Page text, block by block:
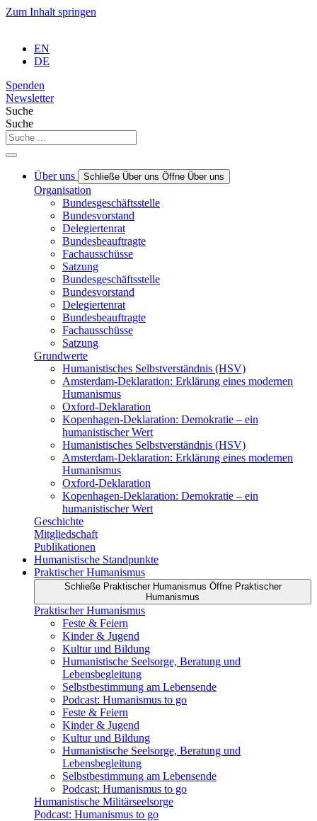
Zum Inhalt springen
EN
DE
Spenden
Newsletter
Suche
Suche
Über uns Schließe Über uns Öffne Über uns
Organisation
Bundesgeschäftsstelle
Bundesvorstand
Delegiertenrat
Bundesbeauftragte
Fachausschüsse
Satzung
Bundesgeschäftsstelle
Bundesvorstand
Delegiertenrat
Bundesbeauftragte
Fachausschüsse
Satzung
Grundwerte
Humanistisches Selbstverständnis (HSV)
Amsterdam-Deklaration: Erklärung eines modernen
Humanismus
Oxford-Deklaration
Kopenhagen-Deklaration: Demokratie – ein
humanistischer Wert
Humanistisches Selbstverständnis (HSV)
Amsterdam-Deklaration: Erklärung eines modernen
Humanismus
Oxford-Deklaration
Kopenhagen-Deklaration: Demokratie – ein
humanistischer Wert
Geschichte
Mitgliedschaft
Publikationen
Humanistische Standpunkte
Praktischer Humanismus
Schließe Praktischer Humanismus Öffne Praktischer
Humanismus
Praktischer Humanismus
Feste & Feiern
Kinder & Jugend
Kultur und Bildung
Humanistische Seelsorge, Beratung und
Lebensbegleitung
Selbstbestimmung am Lebensende
Podcast: Humanismus to go
Feste & Feiern
Kinder & Jugend
Kultur und Bildung
Humanistische Seelsorge, Beratung und
Lebensbegleitung
Selbstbestimmung am Lebensende
Podcast: Humanismus to go
Humanistische Militärseelsorge
Podcast: Humanismus to go